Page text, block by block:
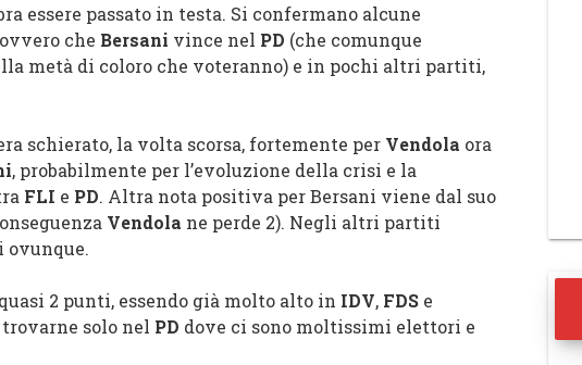
essere passato in testa. Si confermano alcune
che Bersani vince nel PD (che comunque
metà di coloro che voteranno) e in pochi altri partiti,
schierato, la volta scorsa, fortemente per Vendola ora
, probabilmente per l’evoluzione della crisi e la
FLI e PD. Altra nota positiva per Bersani viene dal suo
Vendola ne perde 2). Negli altri partiti
ovunque.
2 punti, essendo già molto alto in IDV, FDS e
solo nel PD dove ci sono moltissimi elettori e